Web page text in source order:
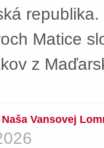
Matice
z
Vansovej